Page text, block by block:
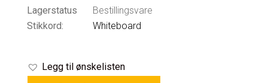
Lagerstatus
Bestillingsvare
Stikkord:
Whiteboard
Legg til ønskelisten